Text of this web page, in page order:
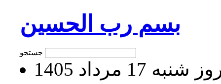
بسم رب الحسین
17 مرداد 1405